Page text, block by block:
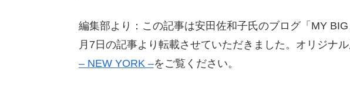
編集部より：この記事は安田佐和子氏のブログ「MY
月7日の記事より転載させていただきました。オリジナ
– NEW YORK –をご覧ください。